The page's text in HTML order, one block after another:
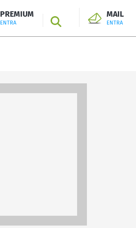
PREMIUM
ENTRA SEARCH
MAIL
ENTRA